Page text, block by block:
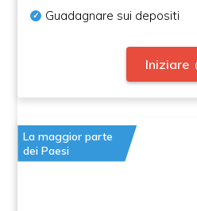
Guadagnare sui depositi
Iniziare
La maggior parte
dei Paesi